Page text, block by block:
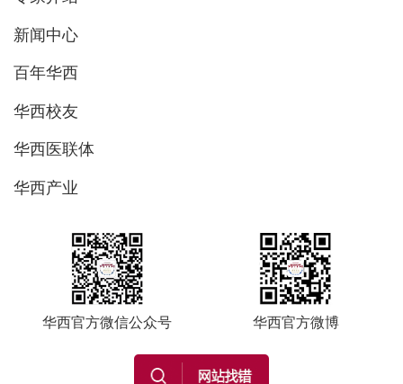
新闻中心
百年华西
华西校友
华西医联体
华西产业
华西官方微信公众号 华西官方微博